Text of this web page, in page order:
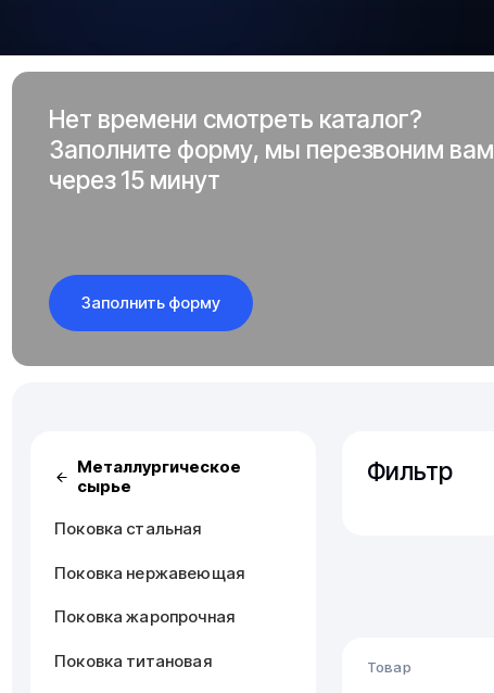
Нет времени смотреть каталог?
Заполните форму, мы перезвоним вам
через 15 минут
Заполнить форму
Металлургическое
сырье
Поковка стальная
Поковка нержавеющая
Поковка жаропрочная
Поковка титановая
Фильтр
Товар